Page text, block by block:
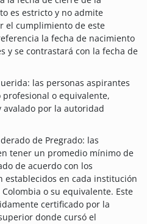
es estricto y no admite
el cumplimiento de este
la fecha de nacimiento
y se contrastará con la fecha de
las personas aspirantes
o equivalente,
por la autoridad
de Pregrado: las
tener un promedio mínimo de
de acuerdo con los
establecidos en cada institución
o su equivalente. Este
certificado por la
donde cursó el